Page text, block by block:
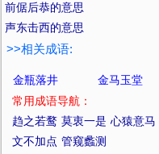
前倨后恭的意思
声东击西的意思
>>相关成语:
金瓶落井 金马玉堂
常用成语导航：
趋之若鹜 莫衷一是 心猿意马
文不加点 管窥蠡测